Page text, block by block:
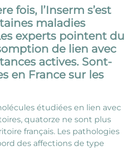
fois, l’Inserm s’est
maladies
experts pointent du
de lien avec
actives. Sont-
en France sur les
étudiées en lien avec
quatorze ne sont plus
français. Les pathologies
des affections de type